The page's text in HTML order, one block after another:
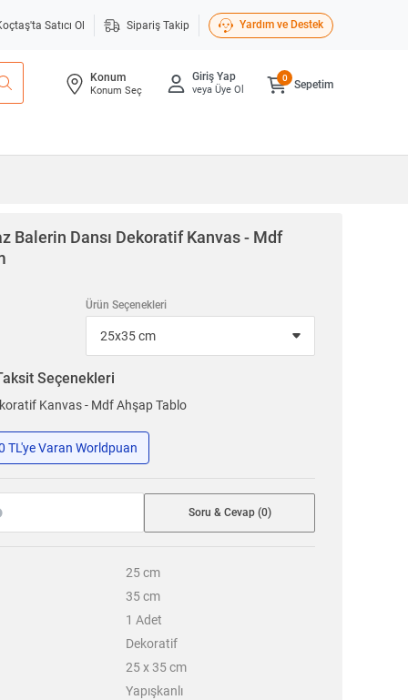
Satıcı Ol Sipariş Takip Yardım ve Destek
Konum
Konum Seç
Giriş Yap
veya Üye Ol Sepetim
0
Balerin Dansı Dekoratif Kanvas - Mdf
Ürün Seçenekleri
Seçenekleri
Kanvas - Mdf Ahşap Tablo
TL'ye Varan Worldpuan
Soru & Cevap (0)
25 cm
35 cm
1 Adet
Dekoratif
25 x 35 cm
Yapışkanlı